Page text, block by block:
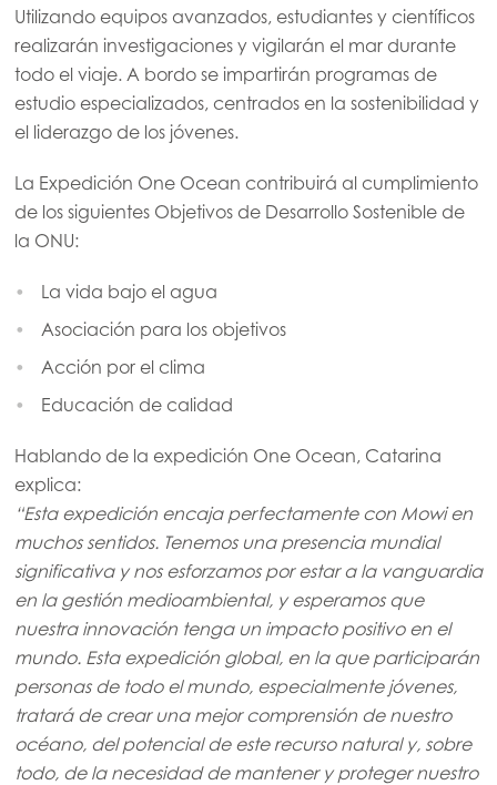
Utilizando equipos avanzados, estudiantes y científicos
realizarán investigaciones y vigilarán el mar durante
todo el viaje. A bordo se impartirán programas de
estudio especializados, centrados en la sostenibilidad y
el liderazgo de los jóvenes.
La Expedición One Ocean contribuirá al cumplimiento
de los siguientes Objetivos de Desarrollo Sostenible de
la ONU:
La vida bajo el agua
Asociación para los objetivos
Acción por el clima
Educación de calidad
Hablando de la expedición One Ocean, Catarina
explica:
“Esta expedición encaja perfectamente con Mowi en
muchos sentidos. Tenemos una presencia mundial
significativa y nos esforzamos por estar a la vanguardia
en la gestión medioambiental, y esperamos que
nuestra innovación tenga un impacto positivo en el
mundo. Esta expedición global, en la que participarán
personas de todo el mundo, especialmente jóvenes,
tratará de crear una mejor comprensión de nuestro
océano, del potencial de este recurso natural y, sobre
todo, de la necesidad de mantener y proteger nuestro